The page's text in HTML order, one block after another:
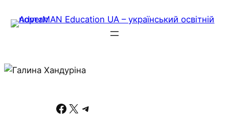
Facebook X Telegram